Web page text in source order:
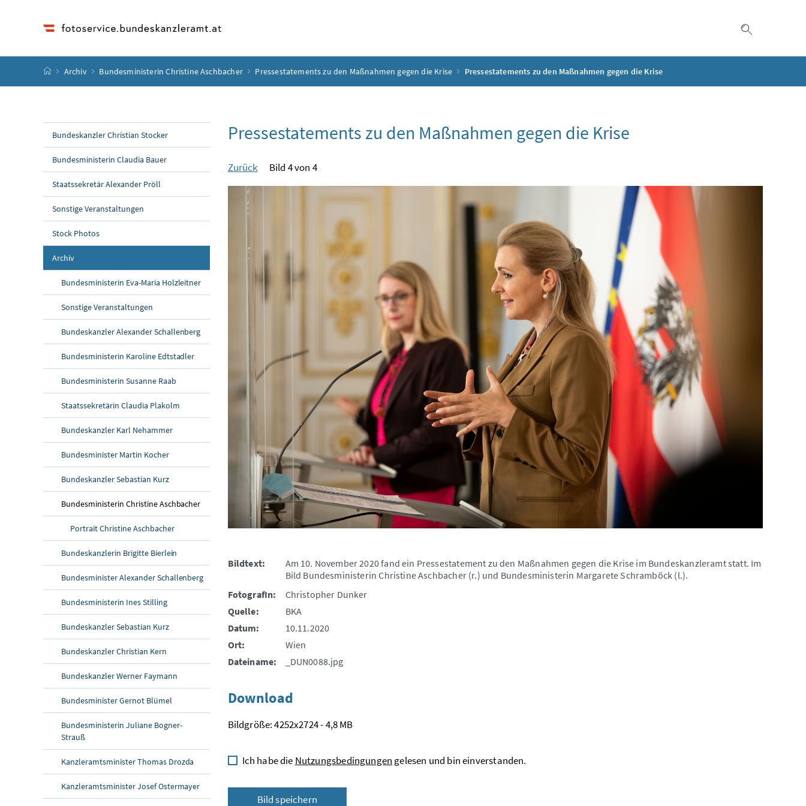
Startseite
Archiv Bundesministerin Christine Aschbacher Pressestatements zu den Maßnahmen gegen die Krise Pressestatements zu den Maßnahmen gegen die Krise
Bundeskanzler Christian Stocker
Bundesministerin Claudia Bauer
Staatssekretär Alexander Pröll
Sonstige Veranstaltungen
Stock Photos
Archiv
Bundesministerin Eva-Maria Holzleitner
Sonstige Veranstaltungen
Bundeskanzler Alexander Schallenberg
Bundesministerin Karoline Edtstadler
Bundesministerin Susanne Raab
Staatssekretärin Claudia Plakolm
Bundeskanzler Karl Nehammer
Bundesminister Martin Kocher
Bundeskanzler Sebastian Kurz
Bundesministerin Christine Aschbacher
Portrait Christine Aschbacher
Bundeskanzlerin Brigitte Bierlein
Bundesminister Alexander Schallenberg
Bundesministerin Ines Stilling
Bundeskanzler Sebastian Kurz
Bundeskanzler Christian Kern
Bundeskanzler Werner Faymann
Bundesminister Gernot Blümel
Bundesministerin Juliane Bogner-
Strauß
Kanzleramtsminister Thomas Drozda
Kanzleramtsminister Josef Ostermayer
Pressestatements zu den Maßnahmen gegen die Krise
Zurück Bild 4 von 4
Bildtext:
Am 10. November 2020 fand ein Pressestatement zu den Maßnahmen gegen die Krise im Bundeskanzleramt statt. Im
Bild Bundesministerin Christine Aschbacher (r.) und Bundesministerin Margarete Schramböck (l.).
FotografIn:
Christopher Dunker
Quelle:
BKA
Datum:
10.11.2020
Ort:
Wien
Dateiname:
_DUN0088.jpg
Download
Bildgröße: 4252x2724 - 4,8 MB
Ich habe die Nutzungsbedingungen gelesen und bin einverstanden.
Bild speichern